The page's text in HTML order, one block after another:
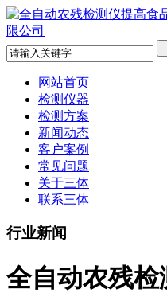
网站首页
检测仪器
检测方案
新闻动态
客户案例
常见问题
关于三体
联系三体
行业新闻
全自动农残